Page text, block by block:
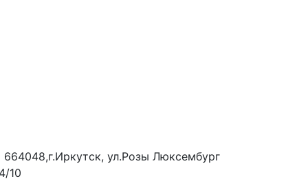
664048,г.Иркутск, ул.Розы Люксембург
10